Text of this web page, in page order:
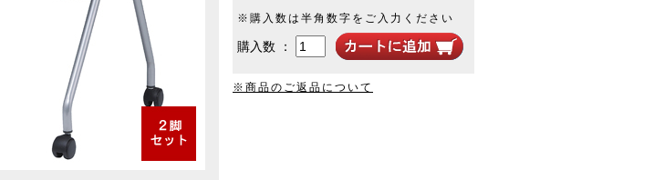
※購入数は半角数字をご入力ください
購入数 ：
※商品のご返品について